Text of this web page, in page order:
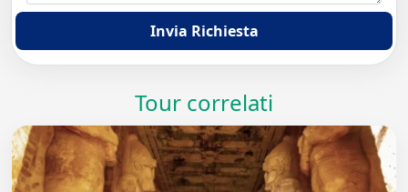
Invia Richiesta
Tour correlati